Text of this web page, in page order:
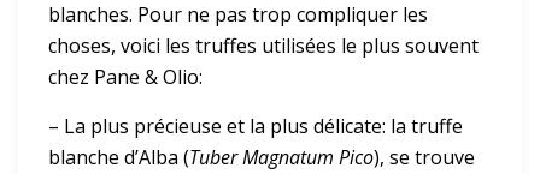
blanches. Pour ne pas trop compliquer les
choses, voici les truffes utilisées le plus souvent
chez Pane & Olio:
– La plus précieuse et la plus délicate: la truffe
blanche d’Alba (Tuber Magnatum Pico), se trouve